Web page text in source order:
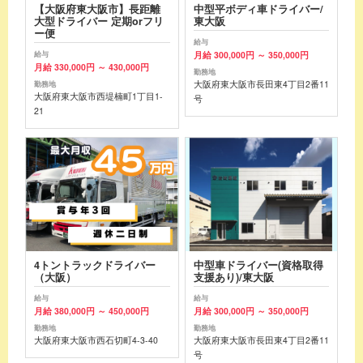
【大阪府東大阪市】長距離
大型ドライバー 定期orフリ
ー便
給与
月給 330,000円 ～ 430,000円
勤務地
大阪府東大阪市西堤楠町1丁目1-
21
中型平ボディ車ドライバー/
東大阪
給与
月給 300,000円 ～ 350,000円
勤務地
大阪府東大阪市長田東4丁目2番11
号
4トントラックドライバー
（大阪）
給与
月給 380,000円 ～ 450,000円
勤務地
大阪府東大阪市西石切町4-3-40
中型車ドライバー(資格取得
支援あり)/東大阪
給与
月給 300,000円 ～ 350,000円
勤務地
大阪府東大阪市長田東4丁目2番11
号